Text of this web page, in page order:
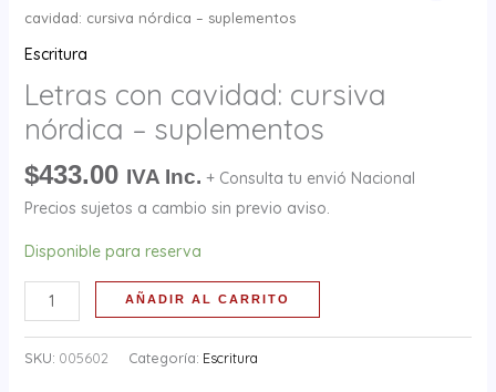
cavidad: cursiva nórdica – suplementos
Escritura
Letras con cavidad: cursiva
nórdica – suplementos
$433.00 IVA Inc. + Consulta tu envió Nacional
Precios sujetos a cambio sin previo aviso.
Disponible para reserva
cavidad:
suplementos
AÑADIR AL CARRITO
SKU: 005602 Categoría: Escritura